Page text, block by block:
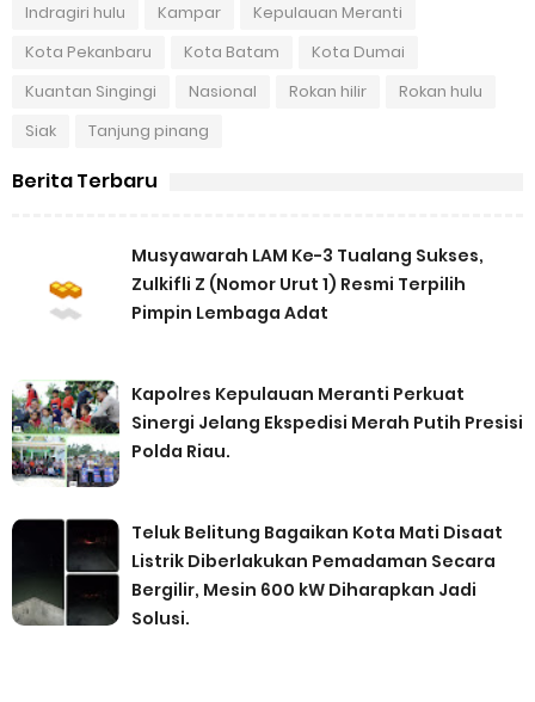
Indragiri hulu
Kampar
Kepulauan Meranti
Kota Pekanbaru
Kota Batam
Kota Dumai
Kuantan Singingi
Nasional Rokan hilir
Rokan hulu
Siak
Tanjung pinang
Berita Terbaru
Musyawarah LAM Ke-3 Tualang Sukses,
Zulkifli Z (Nomor Urut 1) Resmi Terpilih
Pimpin Lembaga Adat
Kapolres Kepulauan Meranti Perkuat
Sinergi Jelang Ekspedisi Merah Putih Presisi
Polda Riau.
Teluk Belitung Bagaikan Kota Mati Disaat
Listrik Diberlakukan Pemadaman Secara
Bergilir, Mesin 600 kW Diharapkan Jadi
Solusi.